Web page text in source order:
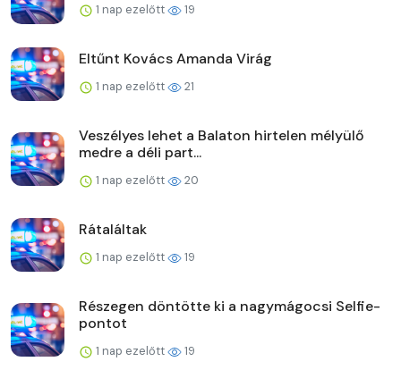
1 nap ezelőtt 19
Eltűnt Kovács Amanda Virág
1 nap ezelőtt 21
Veszélyes lehet a Balaton hirtelen mélyülő
medre a déli part...
1 nap ezelőtt 20
Rátaláltak
1 nap ezelőtt 19
Részegen döntötte ki a nagymágocsi Selfie-
pontot
1 nap ezelőtt 19